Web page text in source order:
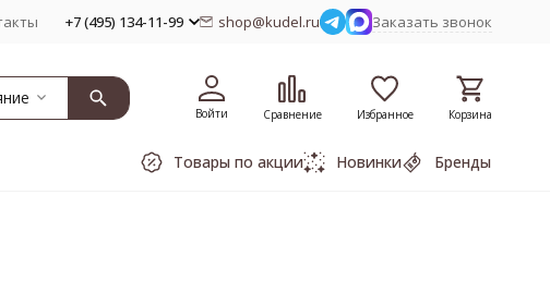
+7 (495) 134-11-99 shop@kudel.ru Заказать звонок
Войти Сравнение Избранное Корзина
Товары по акции Новинки Бренды